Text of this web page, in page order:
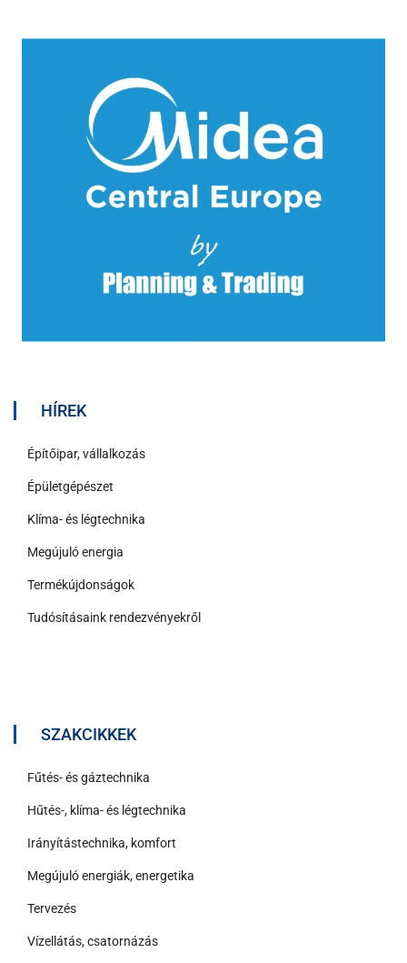
HÍREK
Építőipar, vállalkozás
Épületgépészet
Klíma- és légtechnika
Megújuló energia
Termékújdonságok
Tudósításaink rendezvényekről
SZAKCIKKEK
Fűtés- és gáztechnika
Hűtés-, klíma- és légtechnika
Irányítástechnika, komfort
Megújuló energiák, energetika
Tervezés
Vízellátás, csatornázás